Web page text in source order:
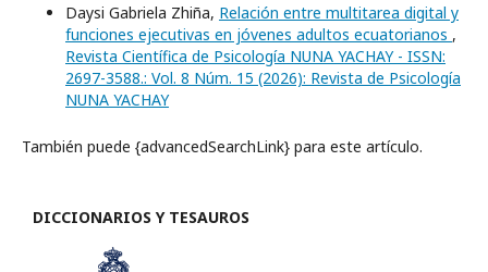
Daysi Gabriela Zhiña, Relación entre multitarea digital y
funciones ejecutivas en jóvenes adultos ecuatorianos ,
Revista Científica de Psicología NUNA YACHAY - ISSN:
2697-3588.: Vol. 8 Núm. 15 (2026): Revista de Psicología
NUNA YACHAY
También puede {advancedSearchLink} para este artículo.
DICCIONARIOS Y TESAUROS